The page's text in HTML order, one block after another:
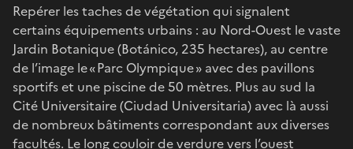
Repérer les taches de végétation qui signalent
certains équipements urbains : au Nord-Ouest le vaste
Jardin Botanique (Botánico, 235 hectares), au centre
de l’image le « Parc Olympique » avec des pavillons
sportifs et une piscine de 50 mètres. Plus au sud la
Cité Universitaire (Ciudad Universitaria) avec là aussi
de nombreux bâtiments correspondant aux diverses
facultés. Le long couloir de verdure vers l’ouest